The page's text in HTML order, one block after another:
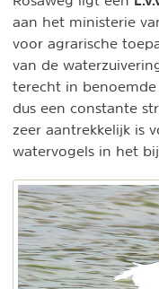
aan het ministerie
voor agrarische
van de
terecht in benoemde
dus een constante
zeer aantrekkelijk is
watervogels in het